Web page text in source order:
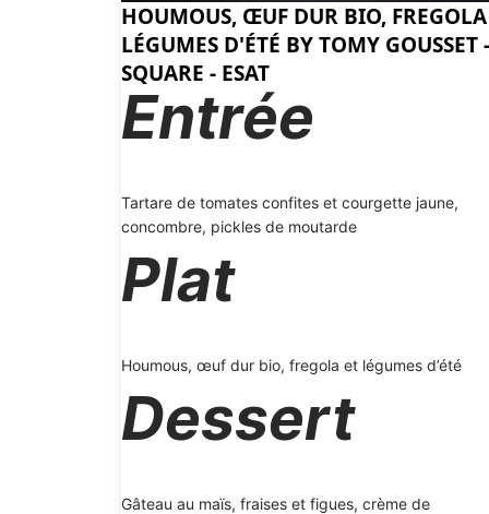
HOUMOUS, ŒUF DUR BIO,
LÉGUMES D'ÉTÉ BY TOMY GOUSSET -
SQUARE - ESAT
Entrée
Tartare de tomates confites et courgette jaune,
concombre, pickles de moutarde
Plat
Houmous, œuf dur bio, fregola et légumes d’été
Dessert
Gâteau au maïs, fraises et figues, crème de